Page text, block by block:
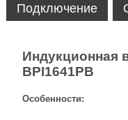
Подключение
Индукционная
BPI1641PB
Особенности: